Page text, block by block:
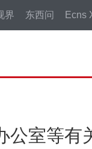
界 东西问 Ecns
公室等有